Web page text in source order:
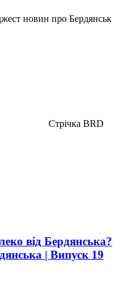
новин про Бердянськ
Стрічка BRD
від Бердянська?
| Випуск 19